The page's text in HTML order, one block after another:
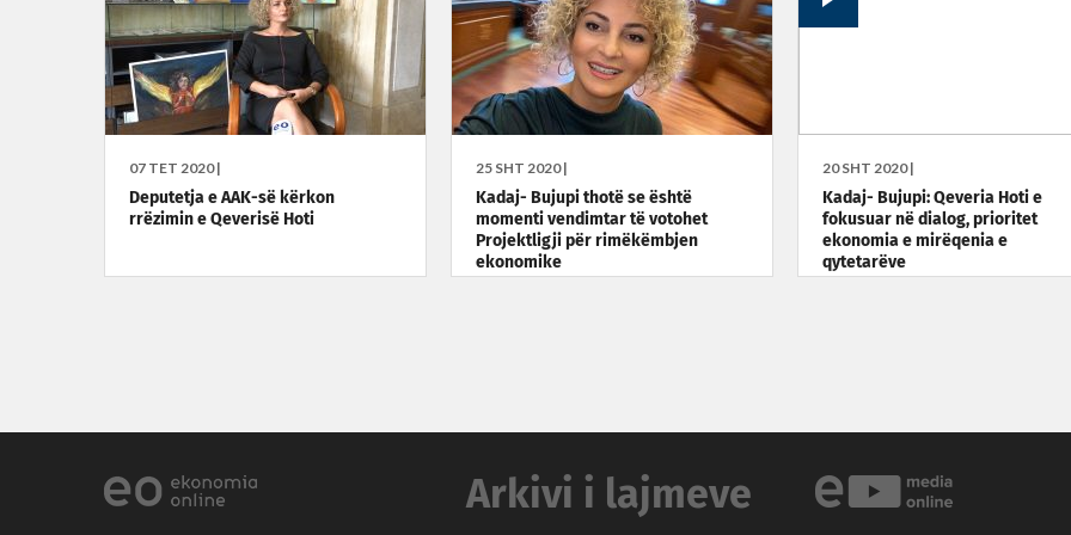
07 TET 2020 |
Deputetja e AAK-së kërkon
rrëzimin e Qeverisë Hoti
25 SHT 2020 |
Kadaj- Bujupi thotë se është
momenti vendimtar të votohet
Projektligji për rimëkëmbjen
ekonomike
20 SHT 2020 |
Kadaj- Bujupi: Qeveria Hoti e
fokusuar në dialog, prioritet
ekonomia e mirëqenia e
qytetarëve
Arkivi i lajmeve